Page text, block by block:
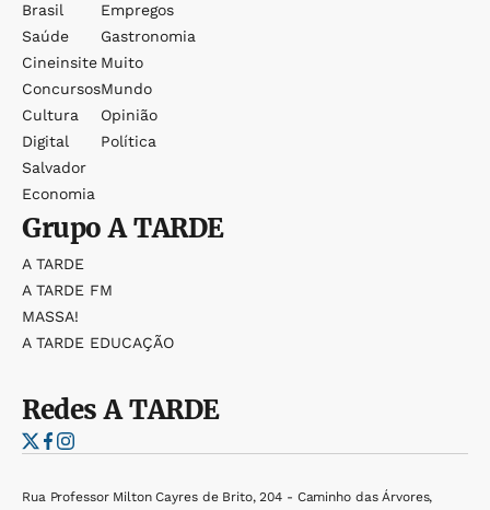
Brasil
Saúde
Cineinsite
Concursos
Cultura
Digital
Salvador
Economia
Empregos
Gastronomia
Muito
Mundo
Opinião
Política
GrupoA TARDE
A TARDE
A TARDE FM
MASSA!
A TARDE EDUCAÇÃO
RedesA TARDE
Rua Professor Milton Cayres de Brito, 204 - Caminho das Árvores,